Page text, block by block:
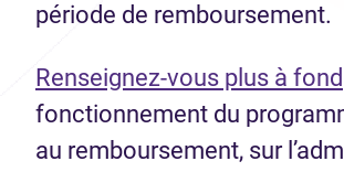
période de remboursement.
Renseignez-vous plus à fond
fonctionnement du
au remboursement, sur